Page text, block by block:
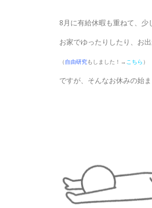
8月に有給休暇も重ねて、少
お家でゆったりしたり、お
（ 自由研究もしました！→ こちら ）
ですが、そんなお休みの始